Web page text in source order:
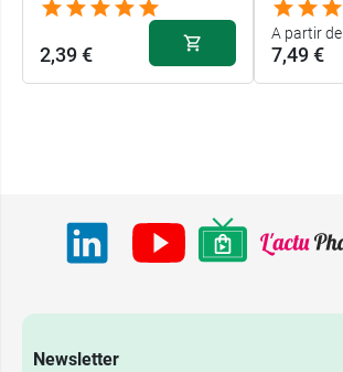
2,39 €
A partir de
7,49 €
Newsletter